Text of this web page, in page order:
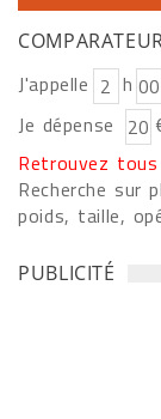
J'appelle h
Je dépense
Retrouvez
Recherche sur
poids, taille,
PUBLICITÉ